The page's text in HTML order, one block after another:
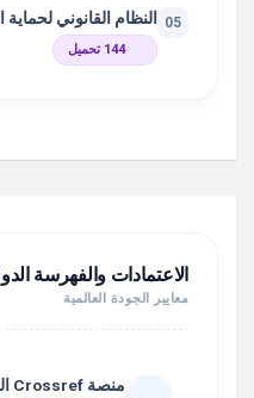
05 النظام القانوني
144 تحميل
الاعتمادات والفهرسة
معايير الجودة العالمية
منصة Crossref العالمية